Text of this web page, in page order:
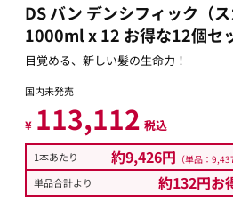
DS バン デンシフィック（ス
1000ml x 12 お得な12個セ
目覚める、新しい髪の生命力！
国内未発売
¥ 113,112 税込
1本あたり 約9,426円 （単品：
単品合計より 約132円お